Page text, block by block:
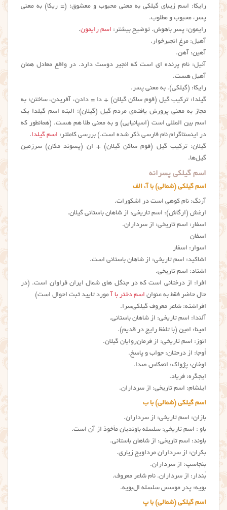
رایکا: اسم زیبای گیلکی به معنی محبوب و معشوق؛ (= ریکا) به معنی
پسر، محبوب و مطلوب.
رایمون: پسر باهوش. توضیح بیشتر: اسم رایمون.
آهیل: مرغ انجیرخوار.
آهین: آهن.
آئیل: نام پرنده ای است که انجیر دوست دارد. در واقع معادل همان
آهیل هست.
رایکا: (گیلکی). به معنی پسر.
گیلدا: ترکیب گیل (قوم ساکن گیلان) + دا = دادن، آفریدن، ساختن؛ به
مجاز به معنی پرورش یافته‌ی مردم گیل (گیلان)؛ البته اسم گیلدا یک
اسم بین المللی است (اسپانیایی) و به معنی طلا هم هست. (همانطور که
در اینستاگرام نام فارسی ذکر شده است.) بررسی کاملتر: اسم گیلدا.
گیلان: ترکیب گیل (قوم ساکن گیلان) + ان (پسوند مکان) سرزمین
گیل‌ها.
اسم گیلکی پسرانه
اسم گیلکی (شمالی) با آ، الف
آرنگ: نام کوهی است در اشکورات.
ارغش (ارگاش): اسم تاریخی: از شاهان باستانی گیلان.
اسفار: اسم تاریخی: از سرداران.
اسفان
اسوار: اسفار
اشاکید: اسم تاریخی: از شاهان باستانی است.
اشتاد: اسم تاریخی.
افرا: از درختانی است که در جنگل های شمال ایران فراوان است. (در
حال حاضر فقط به عنوان اسم دختر با آمورد تایید ثبت احوال است)
افراشته: شاعر معروف گیلکی‌سرا.
آلندا: اسم تاریخی: از شاهان باستانی.
امینا: امین (با تلفظ رایج در قدیم).
انوز: اسم تاریخی: از فرمان‌روایان گیلان.
اُوجا: از درحتان: جواب و پاسخ.
اوخان: پژواک: انعکاس صدا.
ایجگره: فریاد.
ایلشام: اسم تاریخی: از سرداران.
اسم گیلکی (شمالی) با ب
بازان: اسم تاریخی: از سرداران.
باو : اسم تاریخی: سلسله باوندیان مأخوذ از آن است.
باوند: اسم تاریخی: از شاهان باستانی.
بکران: از سرداران مرداویج زیاری.
بنجاسپ: از سرداران.
بُندار: از سرداران. نام شاعر معروف.
بویه: پدر موسس سلسله ال‌بویه.
اسم گیلکی (شمالی) با پ